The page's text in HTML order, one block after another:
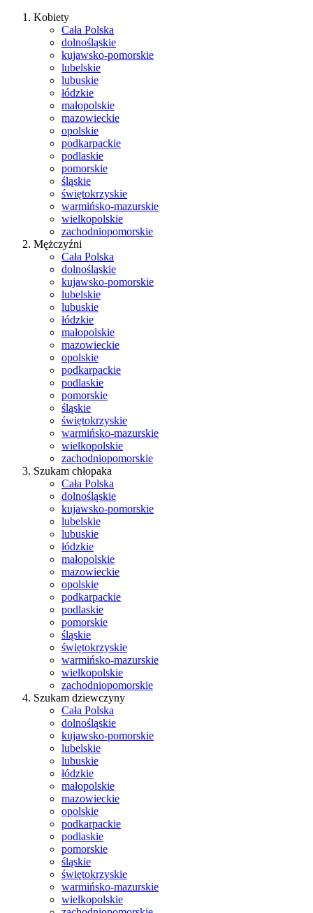
Kobiety
Cała Polska
dolnośląskie
kujawsko-pomorskie
lubelskie
lubuskie
łódzkie
małopolskie
mazowieckie
opolskie
podkarpackie
podlaskie
pomorskie
śląskie
świętokrzyskie
warmińsko-mazurskie
wielkopolskie
zachodniopomorskie
Mężczyźni
Cała Polska
dolnośląskie
kujawsko-pomorskie
lubelskie
lubuskie
łódzkie
małopolskie
mazowieckie
opolskie
podkarpackie
podlaskie
pomorskie
śląskie
świętokrzyskie
warmińsko-mazurskie
wielkopolskie
zachodniopomorskie
Szukam chłopaka
Cała Polska
dolnośląskie
kujawsko-pomorskie
lubelskie
lubuskie
łódzkie
małopolskie
mazowieckie
opolskie
podkarpackie
podlaskie
pomorskie
śląskie
świętokrzyskie
warmińsko-mazurskie
wielkopolskie
zachodniopomorskie
Szukam dziewczyny
Cała Polska
dolnośląskie
kujawsko-pomorskie
lubelskie
lubuskie
łódzkie
małopolskie
mazowieckie
opolskie
podkarpackie
podlaskie
pomorskie
śląskie
świętokrzyskie
warmińsko-mazurskie
wielkopolskie